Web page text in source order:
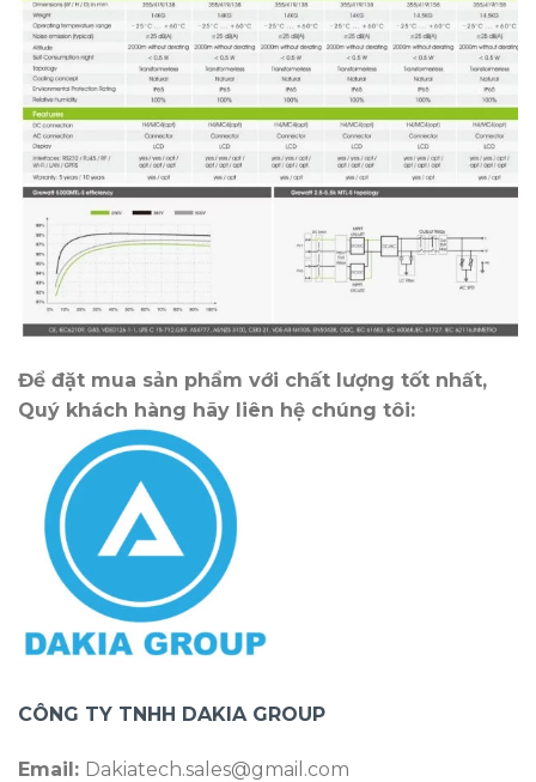
Để đặt mua sản phẩm với chất lượng tốt nhất,
Quý khách hàng hãy liên hệ chúng tôi:
CÔNG TY TNHH DAKIA GROUP
Email: Dakiatech.sales@gmail.com